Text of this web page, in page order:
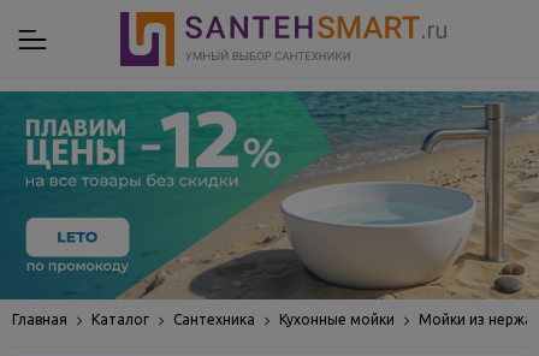
Главная Каталог Сантехника Кухонные мойки Мойки из